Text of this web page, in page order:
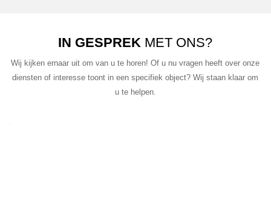
IN GESPREK MET ONS?
Wij kijken ernaar uit om van u te horen! Of u nu vragen heeft over onze
diensten of interesse toont in een specifiek object? Wij staan klaar om
u te helpen.